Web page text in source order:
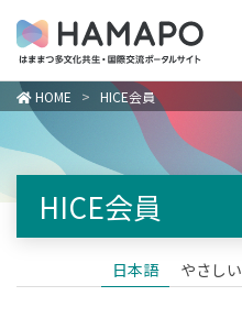
to
content
HOME > HICE会員
HICE会員
日本語 やさしい